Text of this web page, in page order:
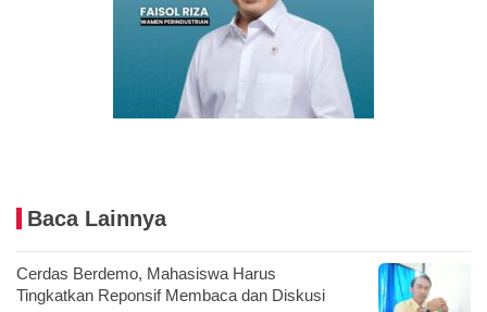
Baca Lainnya
Cerdas Berdemo, Mahasiswa Harus
Tingkatkan Reponsif Membaca dan Diskusi